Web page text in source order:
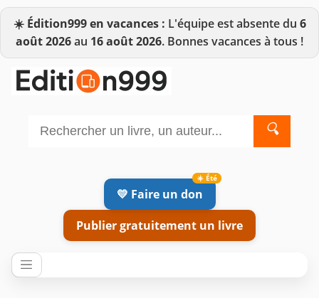
☀️ Édition999 en vacances : L'équipe est absente du 6
août 2026au 16 août 2026. Bonnes vacances à tous !
🔍
💛 Faire un don
Publier gratuitement un livre